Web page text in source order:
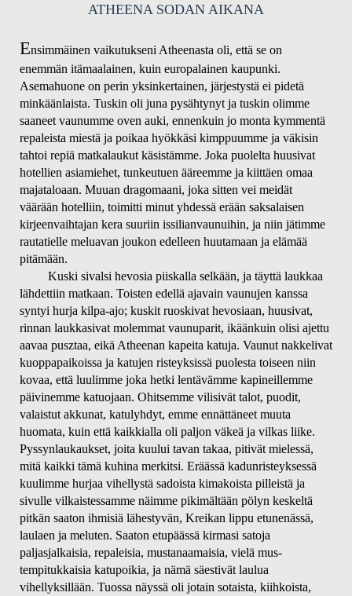
ATHEENA SODAN AIKANA
Ensimmäinen vaikutukseni Atheenasta oli, että se on
enemmän itämaalainen, kuin europalainen kaupunki.
Asemahuone on perin yksinkertainen, järjestystä ei pidetä
minkäänlaista. Tuskin oli juna pysähtynyt ja tuskin olimme
saaneet vaunumme oven auki, ennenkuin jo monta kymmentä
repaleista miestä ja poikaa hyökkäsi kimppuumme ja väkisin
tahtoi repiä matkalaukut käsistämme. Joka puolelta huusivat
hotellien asiamiehet, tunkeutuen ääreemme ja kiittäen omaa
majataloaan. Muuan dragomaani, joka sitten vei meidät
väärään hotelliin, toimitti minut yhdessä erään saksalaisen
kirjeenvaihtajan kera suuriin issilianvaunuihin, ja niin jätimme
rautatielle meluavan joukon edelleen huutamaan ja elämää
pitämään.
Kuski sivalsi hevosia piiskalla selkään, ja täyttä laukkaa
lähdettiin matkaan. Toisten edellä ajavain vaunujen kanssa
syntyi hurja kilpa-ajo; kuskit ruoskivat hevosiaan, huusivat,
rinnan laukkasivat molemmat vaunuparit, ikäänkuin olisi ajettu
aavaa pusztaa, eikä Atheenan kapeita katuja. Vaunut nakkelivat
kuoppapaikoissa ja katujen risteyksissä puolesta toiseen niin
kovaa, että luulimme joka hetki lentävämme kapineillemme
päivinemme katuojaan. Ohitsemme vilisivät talot, puodit,
valaistut akkunat, katulyhdyt, emme ennättäneet muuta
huomata, kuin että kaikkialla oli paljon väkeä ja vilkas liike.
Pyssynlaukaukset, joita kuului tavan takaa, pitivät mielessä,
mitä kaikki tämä kuhina merkitsi. Eräässä kadunristeyksessä
kuulimme hurjaa vihellystä sadoista kimakoista pilleistä ja
sivulle vilkaistessamme näimme pikimältään pölyn keskeltä
pitkän saaton ihmisiä lähestyvän, Kreikan lippu etunenässä,
laulaen ja meluten. Saaton etupäässä kirmasi satoja
paljasjalkaisia, repaleisia, mustanaamaisia, vielä mus-
tempitukkaisia katupoikia, ja nämä säestivät laulua
vihellyksillään. Tuossa näyssä oli jotain sotaista, kiihkoista,